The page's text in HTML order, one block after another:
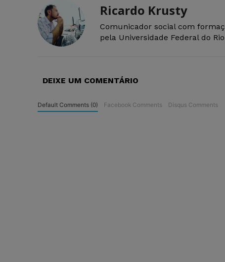
Ricardo Krusty
Comunicador social com
pela Universidade Federal do
DEIXE UM COMENTÁRIO
Default Comments (0) Facebook Comments Disqus Comments